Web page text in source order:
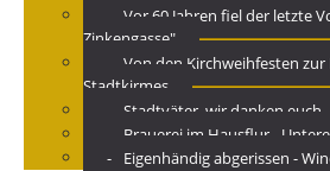
Vor 60 Jahren fiel der letzte
Zinkengasse"
Von den Kirchweihfesten
Stadtkirmes
Stadtväter, wir danken euch
Brauerei im Hausflur -
Eigenhändig abgerissen -